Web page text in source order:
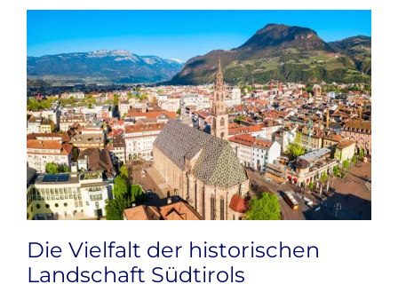
Die Vielfalt der historischen
Landschaft Südtirols